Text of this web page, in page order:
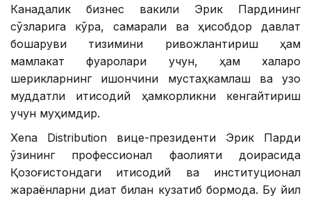
Канадалик бизнес вакили Эрик Пардининг
сўзларига кўра, самарали ва ҳисобдор давлат
бошқаруви тизимини ривожлантириш ҳам
мамлакат фуқаролари учун, ҳам халқаро
шерикларнинг ишончини мустаҳкамлаш ва узоқ
муддатли иқтисодий ҳамкорликни кенгайтириш
учун муҳимдир.
Xena Distribution вице-президенти Эрик Парди
ўзининг профессионал фаолияти доирасида
Қозоғистондаги иқтисодий ва институционал
жараёнларни диққат билан кузатиб бормоқда. Бу йил